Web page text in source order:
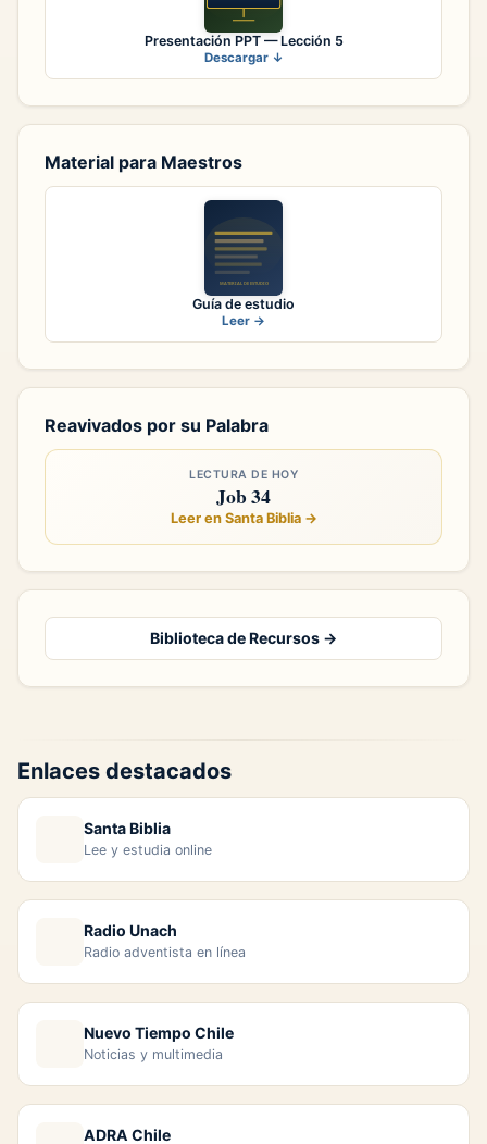
Presentación PPT — Lección 5
Descargar ↓
Material para Maestros
Guía de estudio
Leer →
Reavivados por su Palabra
LECTURA DE HOY
Job 34
Leer en Santa Biblia →
Biblioteca de Recursos →
Enlaces destacados
Santa Biblia
Lee y estudia online
Radio Unach
Radio adventista en línea
Nuevo Tiempo Chile
Noticias y multimedia
ADRA Chile